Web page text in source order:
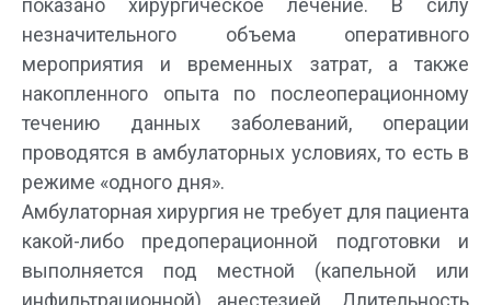
показано хирургическое лечение. В силу
незначительного объема оперативного
мероприятия и временных затрат, а также
накопленного опыта по послеоперационному
течению данных заболеваний, операции
проводятся в амбулаторных условиях, то есть в
режиме «одного дня».
Амбулаторная хирургия не требует для пациента
какой-либо предоперационной подготовки и
выполняется под местной (капельной или
инфильтрационной) анестезией. Длительность